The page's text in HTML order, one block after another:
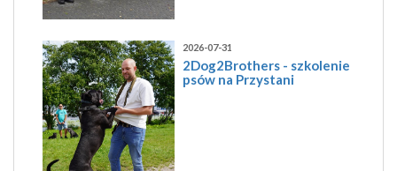
2026-07-31
2Dog2Brothers - szkolenie
psów na Przystani